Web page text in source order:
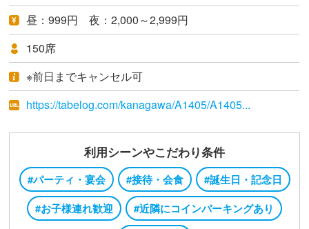
昼：999円 夜：2,000～2,999円
150席
※前日までキャンセル可
https://tabelog.com/kanagawa/A1405/A1405...
利用シーンやこだわり条件
#パーティ・宴会 #接待・会食
#誕生日・記念日
#お子様連れ歓迎
#近隣にコインパーキングあり